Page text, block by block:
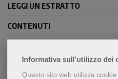
Informativa sull'utilizzo dei
Questo sito web utilizza
LEGGI UN ESTRATTO
CONTENUTI